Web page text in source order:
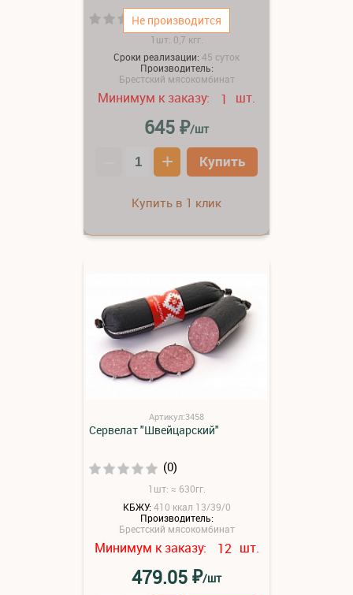
Не производится
(0)
1шт: 0,7 кгг.
Сроки реализации: 45 суток
Производитель:
Брестский мясокомбинат
Минимум к заказу: 1 шт.
645₽/шт
+ Купить
Купить в 1 клик
Артикул:3458
Сервелат "Швейцарский"
(0)
1шт: ≈ 630гг.
КБЖУ: 410 ккал 13/39/0
Производитель:
Брестский мясокомбинат
Минимум к заказу: 12 шт.
479.05₽/шт